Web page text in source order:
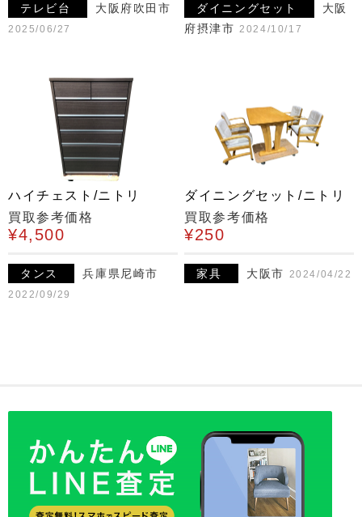
テレビ台 大阪府吹田市
2025/06/27
ダイニングセット
大阪
府摂津市 2024/10/17
ハイチェスト/ニトリ
買取参考価格
¥4,500
タンス 兵庫県尼崎市
2022/09/29
ダイニングセット/ニトリ
買取参考価格
¥250
家具 大阪市 2024/04/22